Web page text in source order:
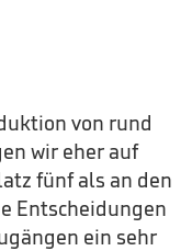
von rund
wir eher auf
fünf als an den
Entscheidungen
ein sehr